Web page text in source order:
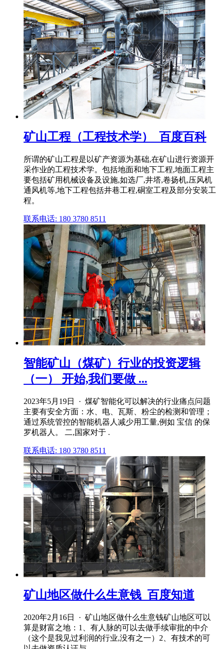
矿山工程（工程技术学）_百度百科
所谓的矿山工程是以矿产资源为基础,在矿山进行资源开
采作业的工程技术学。包括地面和地下工程,地面工程主
要包括矿用机械设备及设施,如选厂,井塔,卷扬机,压风机
通风机等,地下工程包括井巷工程,硐室工程及部分安装工
程。
联系电话: 180 3780 8511
智能矿山（煤矿）行业的投资逻辑
（一） 开始,我们要做 ...
2023年5月19日 · 煤矿智能化可以解决的行业痛点问题
主要有安全方面：水、电、瓦斯、粉尘的检测和管理；
通过系统管控的智能机器人减少用工量,例如 宝信 的保
罗机器人。 二,国家对于 .
联系电话: 180 3780 8511
矿山地区做什么生意钱_百度知道
2020年2月16日 · 矿山地区做什么生意钱矿山地区可以
算是财富之地：1、有人脉的可以去做手续审批的中介
（这个是我见过利润的行业,没有之一）2、有技术的可